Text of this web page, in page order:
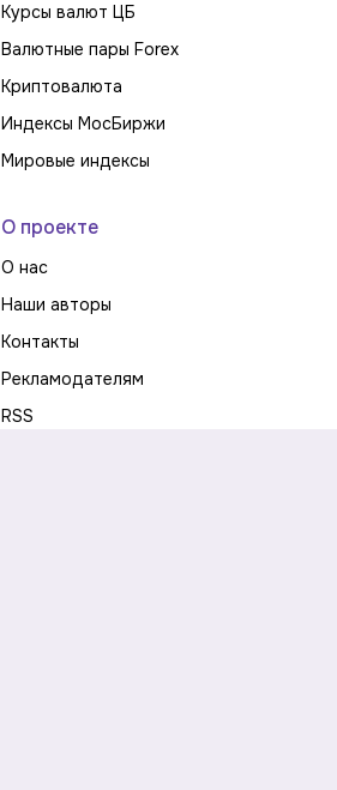
Курсы валют ЦБ
Валютные пары Forex
Криптовалюта
Индексы МосБиржи
Мировые индексы
О проекте
О нас
Наши авторы
Контакты
Рекламодателям
RSS